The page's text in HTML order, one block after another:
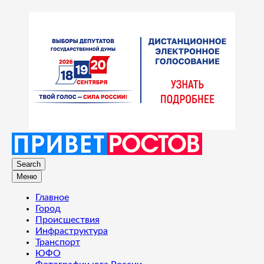
Search
Меню
Главное
Город
Происшествия
Инфраструктура
Транспорт
ЮФО